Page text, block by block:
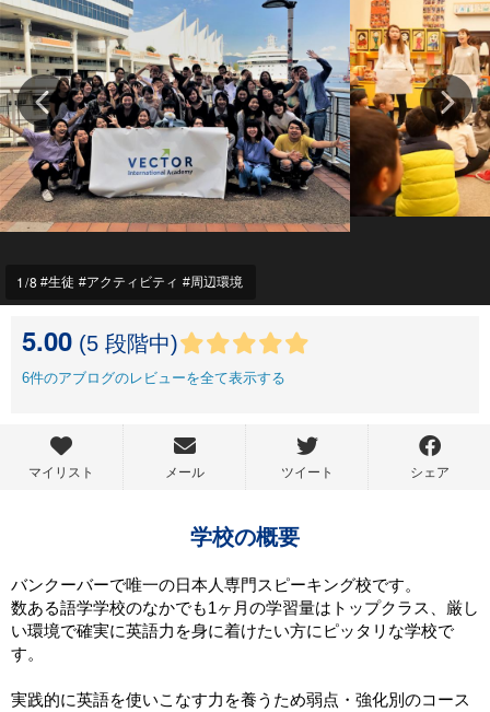
1/8 生徒 アクティビティ 周辺環境
5.00 (5 段階中)
6件のアブログのレビューを全て表示する
マイリスト メール ツイート シェア
学校の概要
バンクーバーで唯一の日本人専門スピーキング校です。
数ある語学学校のなかでも1ヶ月の学習量はトップクラス、厳し
い環境で確実に英語力を身に着けたい方にピッタリな学校で
す。
実践的に英語を使いこなす力を養うため弱点・強化別のコース